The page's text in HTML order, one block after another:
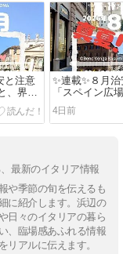
と注意
、界隈
シー
情報
グル
発！ 現
♪
✨連載✨８月
「スペイン広
と、界隈♪２
ンスシーズン
全情報♪」@ロ
発！ 現地イタ
♪
4日前
最新のイタリア情報
や季節の旬を伝えるも
に紹介します。浜辺の
日々のイタリアの暮ら
、臨場感あふれる情報
アルに伝えます。